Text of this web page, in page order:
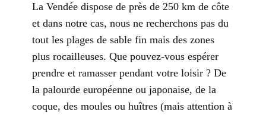
La Vendée dispose de près de 250 km de côte
et dans notre cas, nous ne recherchons pas du
tout les plages de sable fin mais des zones
plus rocailleuses. Que pouvez-vous espérer
prendre et ramasser pendant votre loisir ? De
la palourde européenne ou japonaise, de la
coque, des moules ou huîtres (mais attention à